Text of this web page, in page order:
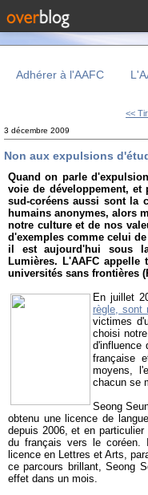
Adhérer à l'AAFC
<<
3 décembre 2009
Non aux expulsions
Quand on parle
voie de développement,
sud-coréens aussi sont la
humains anonymes, alors
notre culture et de nos
d'exemples comme celui
il est aujourd'hui sous
Lumières. L'AAFC
universités sans frontières
En juillet
règle, sont
victimes
choisi
d'influence
française
moyens,
chacun se
Seong
obtenu une licence de
depuis 2006, et en
du français vers le
licence en Lettres et Arts,
ce parcours brillant, Seong
effet dans un mois.